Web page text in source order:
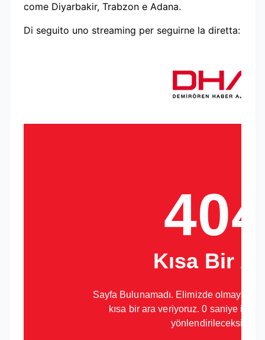
come Diyarbakir, Trabzon e Adana.
Di seguito uno streaming per seguirne la diretta: